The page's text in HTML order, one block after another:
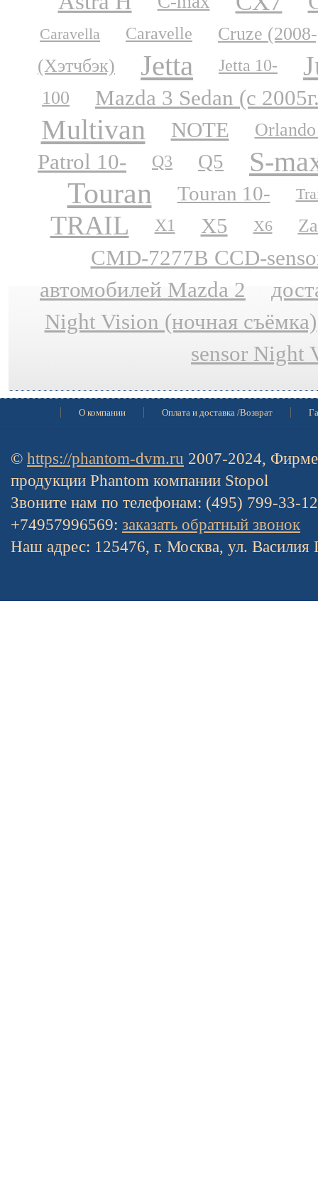
Caravella Caravelle
Cruze
(Хэтчбэк)
Jetta Jetta 10-
100 Mazda 3 Sedan (с
Multivan NOTE
Patrol 10- Q3 Q5 S-
Touran Touran 10-
TRAIL X1 X5 X6
CMD-7277B CCD-
автомобилей Mazda 2
Night Vision (ночная съёмка)
sensor Night
О компании Оплата и доставка /Возврат
© https://phantom-dvm.ru 2007-2024,
продукции Phantom компании Stopol
Звоните нам по телефонам: (495) 799-33-
+74957996569: заказать обратный звонок
Наш адрес: 125476, г. Москва, ул. Василия